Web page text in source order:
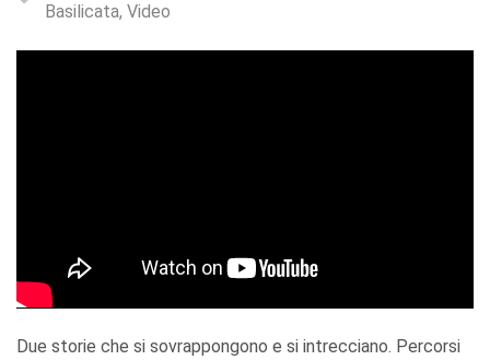
Basilicata, Video
Due storie che si sovrappongono e si intrecciano. Percorsi